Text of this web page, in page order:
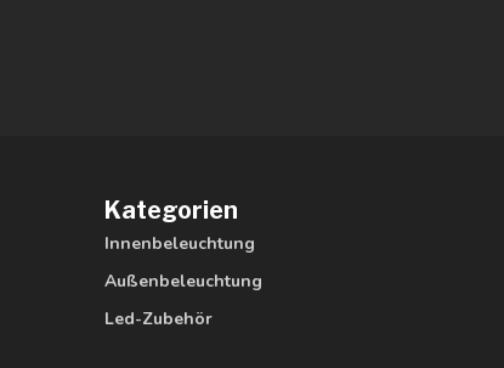
Kategorien
Innenbeleuchtung
Außenbeleuchtung
Led-Zubehör